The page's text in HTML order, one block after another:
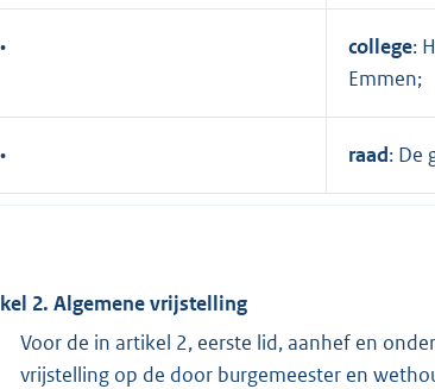
• college:
Emmen;
• raad: De
2. Algemene vrijstelling
Voor de in artikel 2, eerste lid, aanhef en
vrijstelling op de door burgemeester en